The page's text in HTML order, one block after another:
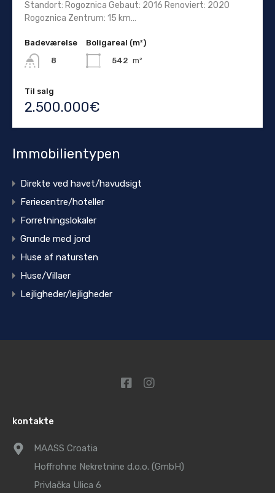
Standort: Rogoznica Gebaut: 2016 Renoviert: 2020
Rogoznica Zentrum: 15 km…
Badeværelse
8
Boligareal (m²)
542 m²
Til salg
2.500.000€
Immobilientypen
Direkte ved havet/havudsigt
Feriecentre/hoteller
Forretningslokaler
Grunde med jord
Huse af natursten
Huse/Villaer
Lejligheder/lejligheder
kontakte
MAASS Croatia
Hoffrohne Nekretnine d.o.o. (GmbH)
Privlačka Ulica 6